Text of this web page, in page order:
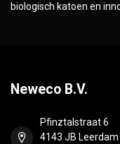
biologisch katoen en
Neweco B.V.
Pfinztalstraat 6
4143 JB Leerdam